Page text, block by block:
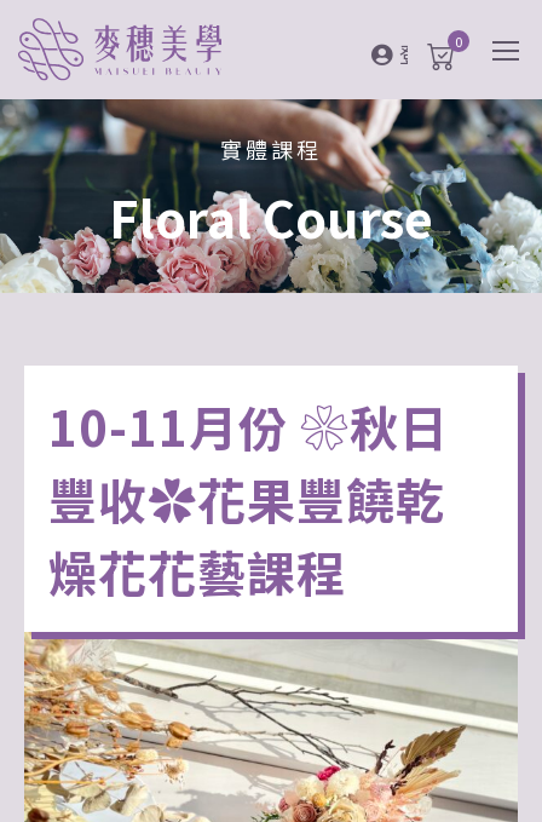
登入 0
實體課程
Floral Course
10-11月份 ❀秋日
豐收✿花果豐饒乾
燥花花藝課程